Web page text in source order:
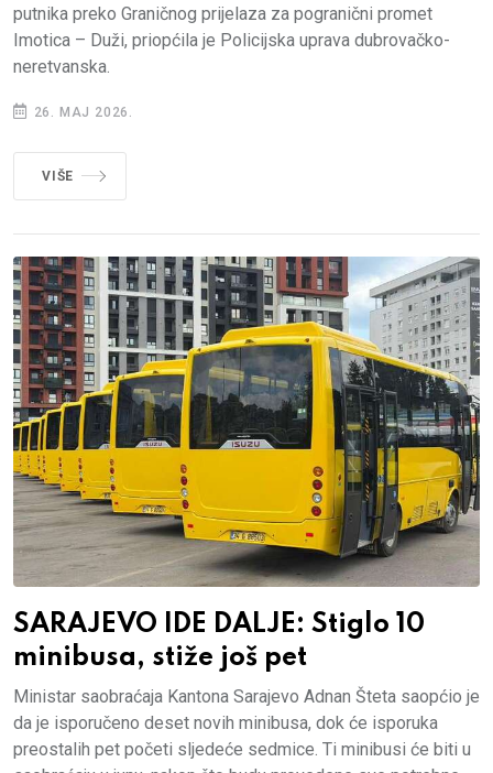
putnika preko Graničnog prijelaza za pogranični promet
Imotica – Duži, priopćila je Policijska uprava dubrovačko-
neretvanska.
26. MAJ 2026.
VIŠE
SARAJEVO IDE DALJE: Stiglo 10
minibusa, stiže još pet
Ministar saobraćaja Kantona Sarajevo Adnan Šteta saopćio je
da je isporučeno deset novih minibusa, dok će isporuka
preostalih pet početi sljedeće sedmice. Ti minibusi će biti u